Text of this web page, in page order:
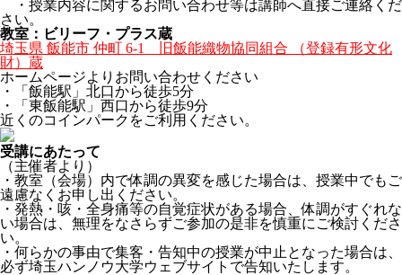
・授業内容に関するお問い合わせ等は講師へ直接ご連絡くだ
さい。
教室：ビリーフ・プラス蔵
埼玉県 飯能市 仲町 6-1 旧飯能織物協同組合 （登録有形文化
財）蔵
ホームページよりお問い合わせください
・「飯能駅」北口から徒歩5分
・「東飯能駅」西口から徒歩9分
近くのコインパークをご利用ください。
受講にあたって
（主催者より）
・教室（会場）内で体調の異変を感じた場合は、授業中でもご
遠慮なくお申し出ください。
・発熱・咳・全身痛等の自覚症状がある場合、体調がすぐれな
い場合は、無理をなさらずご参加の是非を慎重にご検討くださ
い。
・何らかの事由で集客・告知中の授業が中止となった場合は、
必ず埼玉ハンノウ大学ウェブサイトで告知いたします。